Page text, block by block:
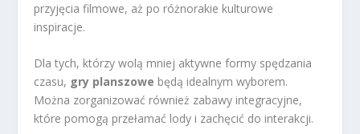
przyjęcia filmowe, aż po różnorakie kulturowe
inspiracje.
Dla tych, którzy wolą mniej aktywne formy spędzania
czasu, gry planszowe będą idealnym wyborem.
Można zorganizować również zabawy integracyjne,
które pomogą przełamać lody i zachęcić do interakcji.